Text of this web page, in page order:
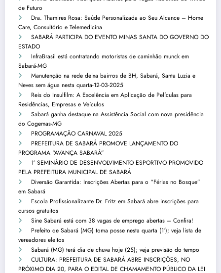
de Futuro
Dra. Thamires Rosa: Saúde Personalizada ao Seu Alcance – Home
Care, Consultório e Telemedicina
SABARÁ PARTICIPA DO EVENTO MINAS SANTA DO GOVERNO DO
ESTADO
InfraBrasil está contratando motoristas de caminhão munck em
Sabará-MG
Manutenção na rede deixa bairros de BH, Sabará, Santa Luzia e
Neves sem água nesta quarta-12-03-2025
Reis do Insulfilm: A Excelência em Aplicação de Películas para
Residências, Empresas e Veículos
Sabará ganha destaque na Assistência Social com nova presidência
do Cogemas-MG
PROGRAMAÇÃO CARNAVAL 2025
PREFEITURA DE SABARÁ PROMOVE LANÇAMENTO DO
PROGRAMA “AVANÇA SABARÁ”
1º SEMINÁRIO DE DESENVOLVIMENTO ESPORTIVO PROMOVIDO
PELA PREFEITURA MUNICIPAL DE SABARÁ
Diversão Garantida: Inscrições Abertas para o “Férias no Bosque”
em Sabará
Escola Profissionalizante Dr. Fritz em Sabará abre inscrições para
cursos gratuitos
Sine Sabará está com 38 vagas de emprego abertas – Confira!
Prefeito de Sabará (MG) toma posse nesta quarta (1º); veja lista de
vereadores eleitos
Sabará (MG) terá dia de chuva hoje (25); veja previsão do tempo
CULTURA: PREFEITURA DE SABARÁ ABRE INSCRIÇÕES, NO
PRÓXIMO DIA 20, PARA O EDITAL DE CHAMAMENTO PÚBLICO DA LEI